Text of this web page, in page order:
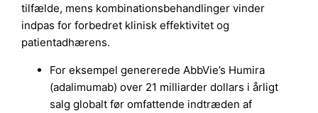
tilfælde, mens kombinationsbehandlinger vinder
indpas for forbedret klinisk effektivitet og
patientadhærens.
For eksempel genererede AbbVie’s Humira
(adalimumab) over 21 milliarder dollars i årligt
salg globalt før omfattende indtræden af